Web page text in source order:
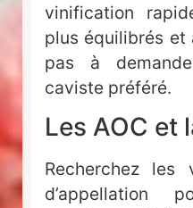
vinification
plus équilibrés et
pas à
caviste préféré.
Les AOC et
Recherchez les
d’appellation